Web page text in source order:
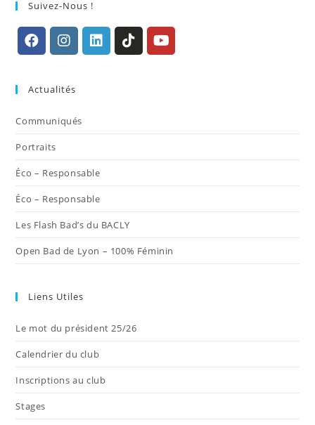
Suivez-Nous !
un
nouvel
nouvel
Actualités
Communiqués
Portraits
Éco – Responsable
Éco – Responsable
Les Flash Bad’s du BACLY
Open Bad de Lyon – 100% Féminin
Liens Utiles
Le mot du président 25/26
Calendrier du club
Inscriptions au club
Stages